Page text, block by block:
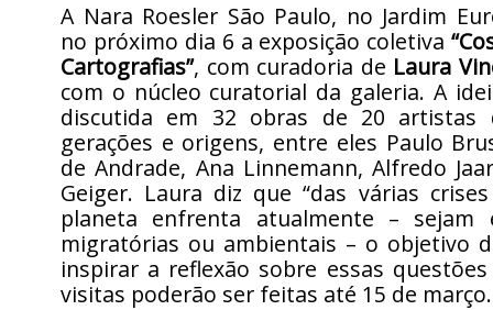
A Nara Roesler São Paulo, no Jardim
no próximo dia 6 a exposição coletiva
Cartografias”, com curadoria de Laura
com o núcleo curatorial da galeria. A
discutida em 32 obras de 20 artistas
gerações e origens, entre eles Paulo
de Andrade, Ana Linnemann, Alfredo
Geiger. Laura diz que “das várias
planeta enfrenta atualmente – sejam
migratórias ou ambientais – o objetivo
inspirar a reflexão sobre essas questões
visitas poderão ser feitas até 15 de março.